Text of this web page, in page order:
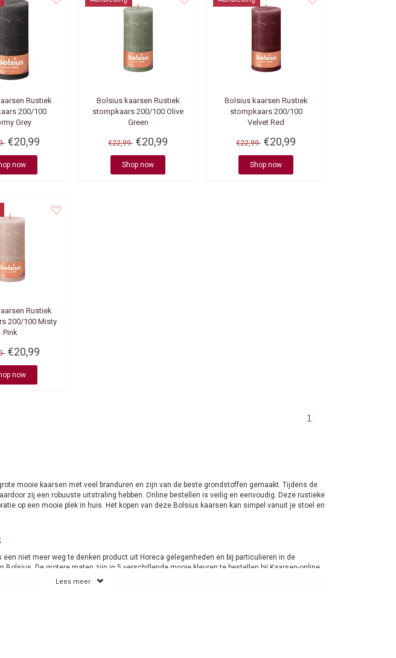
Rustiek
200/100
Grey
€20,99
now
Bolsius kaarsen Rustiek
stompkaars 200/100 Olive
Green
€22,99 €20,99
Shop now
Bolsius kaarsen Rustiek
stompkaars 200/100
Velvet Red
€22,99 €20,99
Shop now
Rustiek
200/100 Misty
Pink
€20,99
now
1
mooie kaarsen met veel branduren en zijn van de beste grondstoffen gemaakt. Tijdens de
zij een robuuste uitstraling hebben. Online bestellen is veilig en eenvoudig. Deze rustieke
op een mooie plek in huis. Het kopen van deze Bolsius kaarsen kan simpel vanuit je stoel en
niet meer weg te denken product uit Horeca gelegenheden en bij particulieren in de
Bolsius. De grotere maten zijn in 5 verschillende mooie kleuren te bestellen bij Kaarsen-online.
kwaliteit die je wenst.Lees meer